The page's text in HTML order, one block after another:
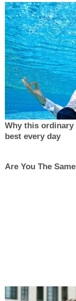
Why this
best every day
Are You The